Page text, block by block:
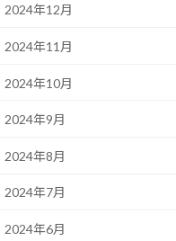
2024年12月
2024年11月
2024年10月
2024年9月
2024年8月
2024年7月
2024年6月